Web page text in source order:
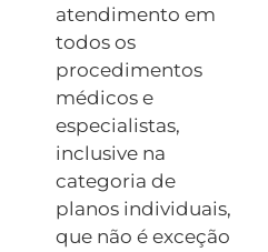
atendimento em
todos os
procedimentos
médicos e
especialistas,
inclusive na
categoria de
planos individuais,
que não é exceção